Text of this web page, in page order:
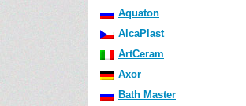
Aquaton
AlcaPlast
ArtCeram
Axor
Bath Master